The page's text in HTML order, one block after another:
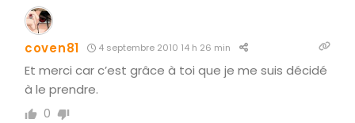
coven81 4 septembre 2010 14 h 26 min
Et merci car c’est grâce à toi que je me suis décidé
à le prendre.
0